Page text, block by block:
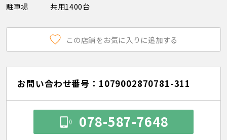
駐車場
共用1400台
この店舗をお気に入りに追加する
お問い合わせ番号：1079002870781-311
078-587-7648